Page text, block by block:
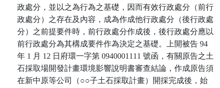
政處分，並以之為行為之基礎，因而有效行政處分（前行
政處分）之存在及內容，成為作成他行政處分（後行政處
分）之前提要件時，前行政處分作成後，後行政處分應以
前行政處分為其構成要件作為決定之基礎。上開被告 94
年 1 月 12 日府環一字第 0940001111 號函，有關原告之土
石採取場開發計畫環境影響說明書審查結論，作成原告須
在新中原等公司（○○子土石採取計畫）開採完成後，始